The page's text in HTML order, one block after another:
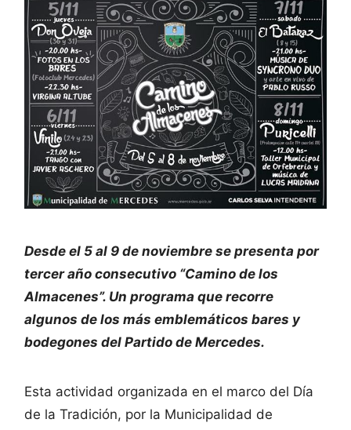
Desde el 5 al 9 de noviembre se presenta por
tercer año consecutivo “Camino de los
Almacenes”. Un programa que recorre
algunos de los más emblemáticos bares y
bodegones del Partido de Mercedes.
Esta actividad organizada en el marco del Día
de la Tradición, por la Municipalidad de